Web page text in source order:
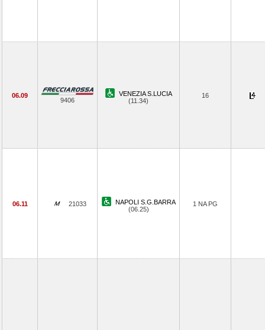
06.09
9406
VENEZIA S.LUCIA
(11.34)
16
06.11 21033
NAPOLI S.G.BARRA
(06.25)
1 NA PG